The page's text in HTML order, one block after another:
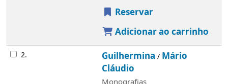
Reservar
Adicionar ao carrinho
2. Guilhermina / Mário
Cláudio